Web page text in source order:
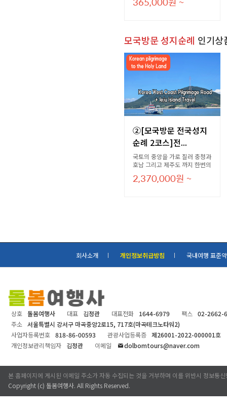
한 설명과 그분들의 사역에 대한
모국방문 성지순례 인기상
②[모국방문 전국성지
순례 2코스]전...
국토의 중앙을 가로 질러 충청과
호남 그리고 제주도 까지 한번의
여행으로 다녀올 수 있는 일정입
니다. 모국 방문을 하시는 분들
2,370,000원 ~
회사소개 개인정보취급방침 국내여행 표준
상호 돌봄여행사 대표 김정관 대표전화 1644-6979 팩스
02-2662-
주소 서울특별시 강서구 마곡중앙2로15, 717호(마곡테크노타워2)
사업자등록번호 818-86-00593 관광사업등록증 제26001-2022-000001호
개인정보관리책임자
김정관 이메일 dolbomtours@naver.com
본 홈페이지에 게시된 이메일 주소가 자동 수집되는 것을 거부하며 이를 위반시 정보통
Copyright (c) 돌봄여행사. All Rights Reserved.